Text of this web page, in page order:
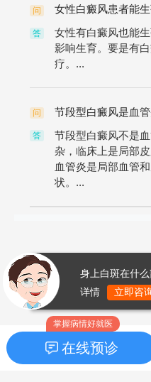
问 女性白癜风患者能
答
女性有白癜风也能
影响生育。要是有
疗。...
问 节段型白癜风是血
答
节段型白癜风不是
杂，临床上是局部
血管炎是局部血管
状。...
掌握病情好就医
在线预诊
身上白斑在什
详情
立即咨